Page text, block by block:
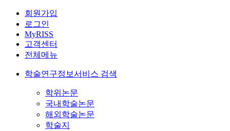
회원가입
로그인
MyRISS
고객센터
전체메뉴
학술연구정보서비스 검색
학위논문
국내학술논문
해외학술논문
학술지